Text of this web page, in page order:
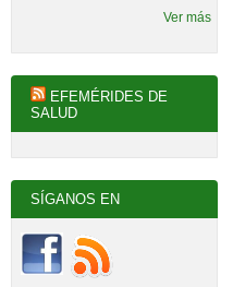
Ver más
EFEMÉRIDES DE
SALUD
SÍGANOS EN